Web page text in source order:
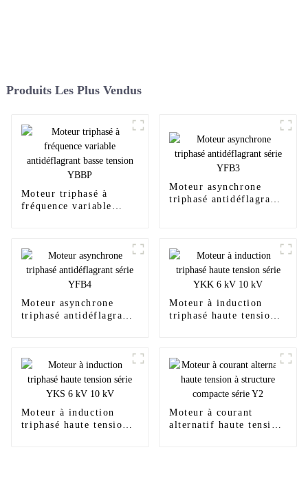
Produits Les Plus Vendus
Moteur triphasé à
fréquence variable
Moteur asynchrone
triphasé antidéflagrant
Moteur asynchrone
triphasé antidéflagrant
Moteur à induction
triphasé haute tension
Moteur à induction
triphasé haute tension
Moteur à courant
alternatif haute tension